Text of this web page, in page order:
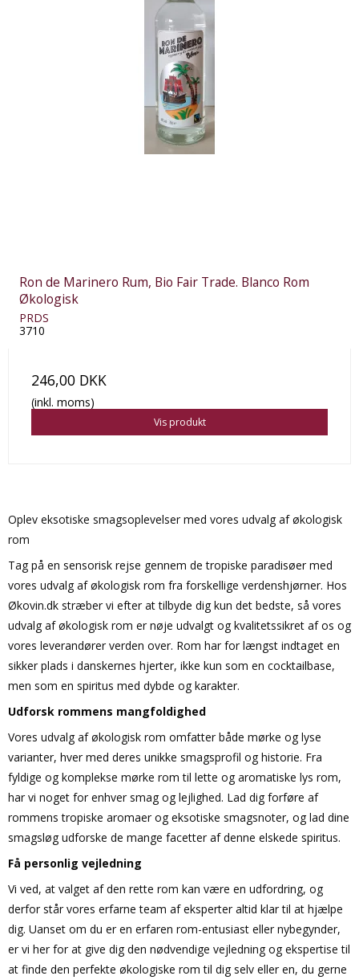
Ron de Marinero Rum, Bio Fair Trade. Blanco Rom
Økologisk
PRDS
3710
246,00 DKK
(inkl. moms)
Vis produkt
Oplev eksotiske smagsoplevelser med vores udvalg af økologisk
rom
Tag på en sensorisk rejse gennem de tropiske paradisøer med
vores udvalg af økologisk rom fra forskellige verdenshjørner. Hos
Økovin.dk stræber vi efter at tilbyde dig kun det bedste, så vores
udvalg af økologisk rom er nøje udvalgt og kvalitetssikret af os og
vores leverandører verden over. Rom har for længst indtaget en
sikker plads i danskernes hjerter, ikke kun som en cocktailbase,
men som en spiritus med dybde og karakter.
Udforsk rommens mangfoldighed
Vores udvalg af økologisk rom omfatter både mørke og lyse
varianter, hver med deres unikke smagsprofil og historie. Fra
fyldige og komplekse mørke rom til lette og aromatiske lys rom,
har vi noget for enhver smag og lejlighed. Lad dig forføre af
rommens tropiske aromaer og eksotiske smagsnoter, og lad dine
smagsløg udforske de mange facetter af denne elskede spiritus.
Få personlig vejledning
Vi ved, at valget af den rette rom kan være en udfordring, og
derfor står vores erfarne team af eksperter altid klar til at hjælpe
dig. Uanset om du er en erfaren rom-entusiast eller nybegynder,
er vi her for at give dig den nødvendige vejledning og ekspertise til
at finde den perfekte økologiske rom til dig selv eller en, du gerne